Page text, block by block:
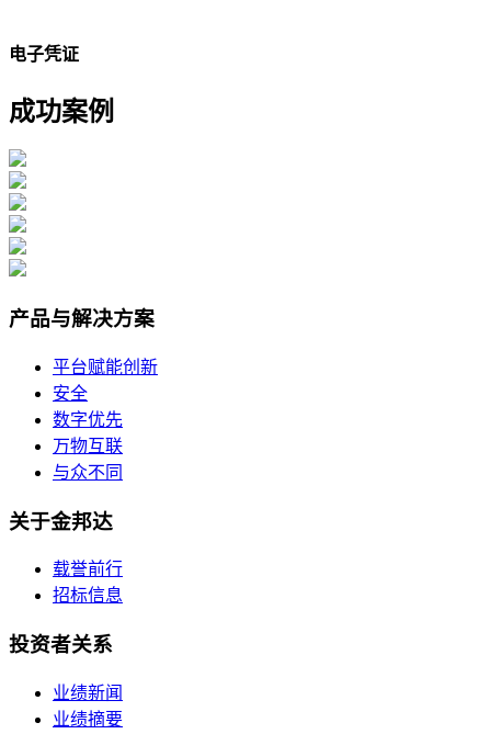
电子凭证
成功案例
产品与解决方案
平台赋能创新
安全
数字优先
万物互联
与众不同
关于金邦达
载誉前行
招标信息
投资者关系
业绩新闻
业绩摘要